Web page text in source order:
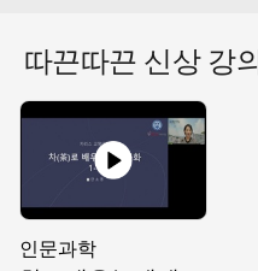
따끈따끈 신상 강의
인문과학